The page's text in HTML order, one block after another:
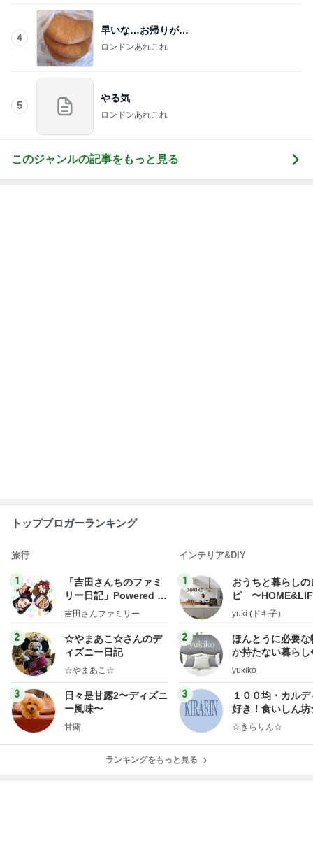
4
早いな…お帰りが…
ロンドンあれこれ
5
やる気
ロンドンあれこれ
このジャンルの記事をもっと見る
トップブロガーランキング
旅行
1
「吉田さんちのファミ
リー日記」Powered b
y Ameba 吉田さんファ
ログ
吉田さんファミリー
2
☆やまあこ☆さんのデ
ィズニー日記
☆やまあこ☆
3
日々是甘露2〜ディズニ
ー風味〜
甘露
インテリア&DIY
1
おうちと暮らしの
ピ 〜
yuki (ドキ子）
2
ほんとうに必要な
か持たない暮ら
ep Life Simple◆
yukiko
3
１００均・カルデ
好き！食いしん
らりん☆のブログ
☆きらりん☆
ランキングをもっと見る